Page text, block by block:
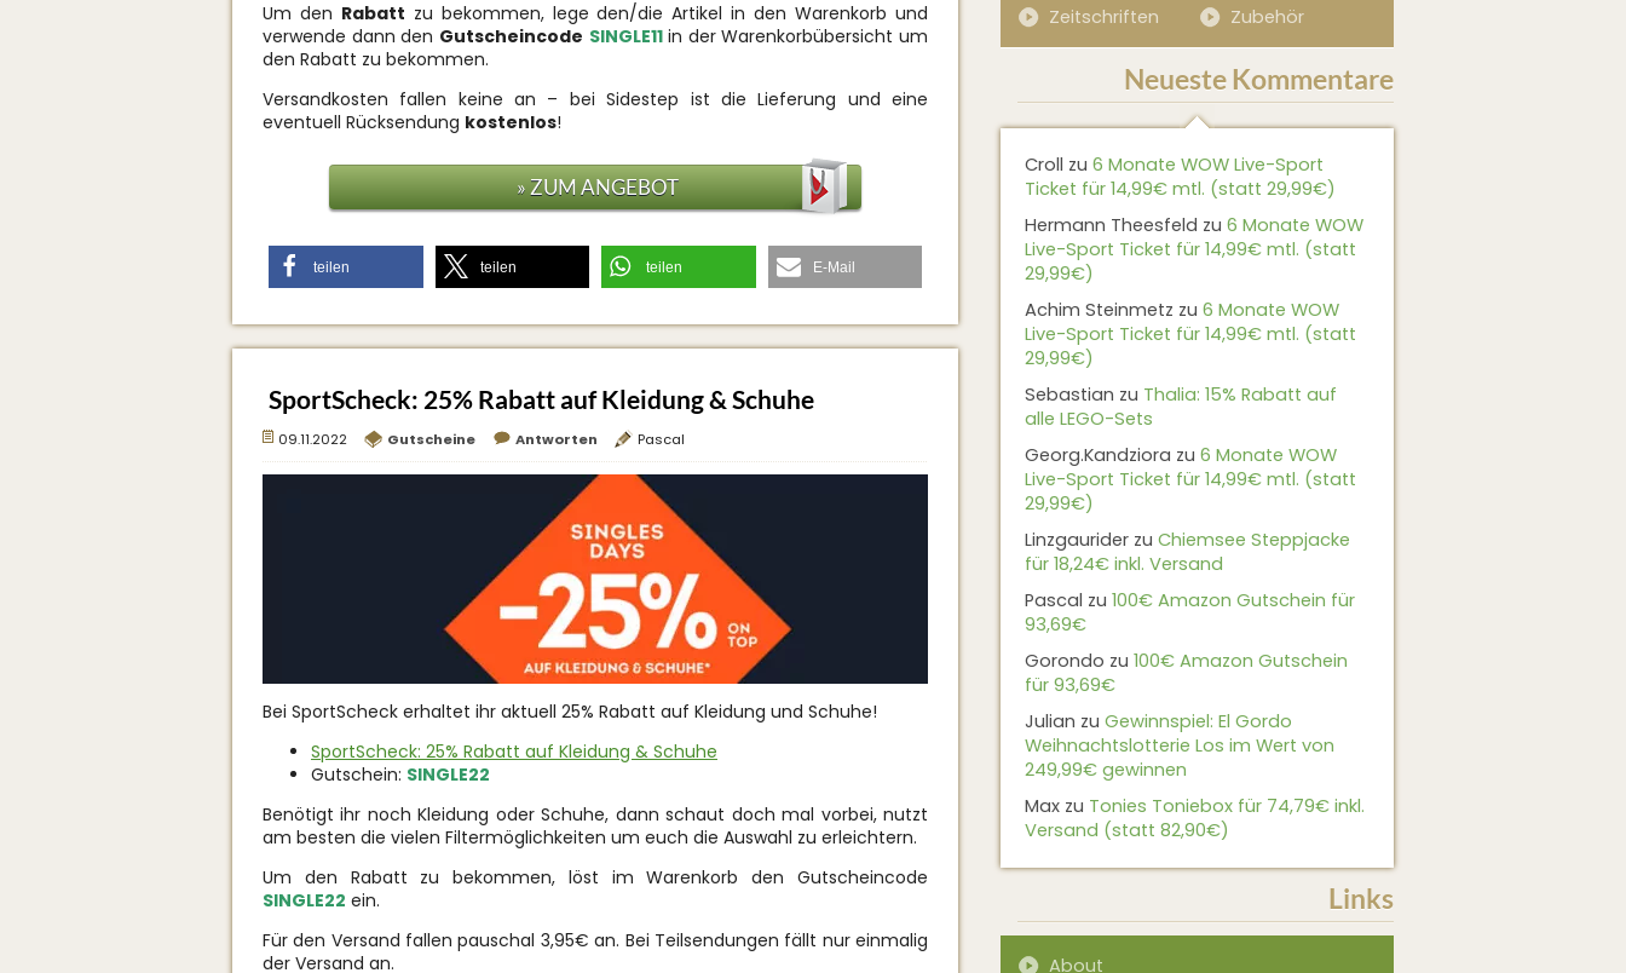
Um den Rabatt zu bekommen, lege den/die Artikel in den Warenkorb und
verwende dann den Gutscheincode SINGLE11in der Warenkorbübersicht um
den Rabatt zu bekommen.
Versandkosten fallen keine an – bei Sidestep ist die Lieferung und eine
eventuell Rücksendung kostenlos!
» ZUM ANGEBOT
teilen teilen teilen E-Mail
SportScheck: 25% Rabatt auf Kleidung & Schuhe
09.11.2022 Gutscheine Antworten Pascal
Bei SportScheck erhaltet ihr aktuell 25% Rabatt auf Kleidung und Schuhe!
SportScheck: 25% Rabatt auf Kleidung & Schuhe
Gutschein: SINGLE22
Benötigt ihr noch Kleidung oder Schuhe, dann schaut doch mal vorbei, nutzt
am besten die vielen Filtermöglichkeiten um euch die Auswahl zu erleichtern.
Um den Rabatt zu bekommen, löst im Warenkorb den Gutscheincode
SINGLE22 ein.
Für den Versand fallen pauschal 3,95€ an. Bei Teilsendungen fällt nur einmalig
der Versand an.
Zeitschriften
Zubehör
Neueste Kommentare
Croll zu 6 Monate WOW Live-Sport
Ticket für 14,99€ mtl. (statt 29,99€)
Hermann Theesfeld zu 6 Monate WOW
Live-Sport Ticket für 14,99€ mtl. (statt
29,99€)
Achim Steinmetz zu 6 Monate WOW
Live-Sport Ticket für 14,99€ mtl. (statt
29,99€)
Sebastian zu Thalia: 15% Rabatt auf
alle LEGO-Sets
Georg.Kandziora zu 6 Monate WOW
Live-Sport Ticket für 14,99€ mtl. (statt
29,99€)
Linzgaurider zu Chiemsee Steppjacke
für 18,24€ inkl. Versand
Pascal zu 100€ Amazon Gutschein für
93,69€
Gorondo zu 100€ Amazon Gutschein
für 93,69€
Julian zu Gewinnspiel: El Gordo
Weihnachtslotterie Los im Wert von
249,99€ gewinnen
Max zu Tonies Toniebox für 74,79€ inkl.
Versand (statt 82,90€)
Links
About